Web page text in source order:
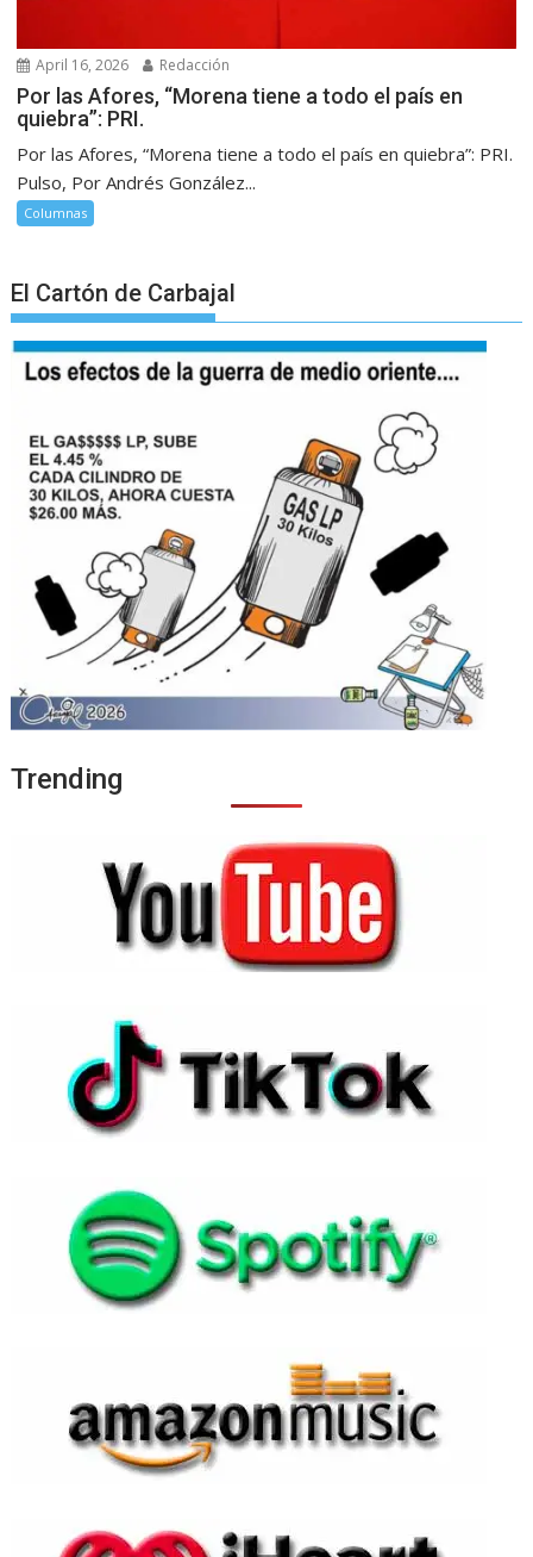
April 16, 2026 Redacción
Por las Afores, “Morena tiene a todo el país en
quiebra”: PRI.
Por las Afores, “Morena tiene a todo el país en quiebra”: PRI.
Pulso, Por Andrés González...
Columnas
El Cartón de Carbajal
Trending